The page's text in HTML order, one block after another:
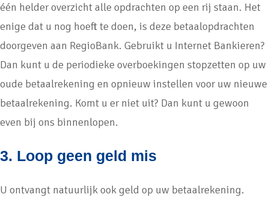
één helder overzicht alle opdrachten op een rij staan. Het
enige dat u nog hoeft te doen, is deze betaalopdrachten
doorgeven aan RegioBank. Gebruikt u Internet Bankieren?
Dan kunt u de periodieke overboekingen stopzetten op uw
oude betaalrekening en opnieuw instellen voor uw nieuwe
betaalrekening. Komt u er niet uit? Dan kunt u gewoon
even bij ons binnenlopen.
3. Loop geen geld mis
U ontvangt natuurlijk ook geld op uw betaalrekening.